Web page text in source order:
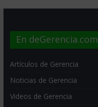
En deGerencia.com
Artículos de Gerencia
Noticias de Gerencia
Videos de Gerencia